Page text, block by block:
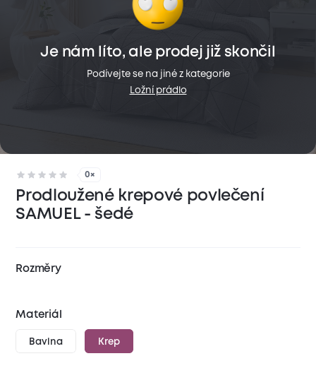
0×
Prodloužené krepové povlečení
SAMUEL - šedé
Rozměry
Materiál
Bavlna Krep
Je nám líto, ale prodej již skončil
Podívejte se na jiné z kategorie
Ložní prádlo